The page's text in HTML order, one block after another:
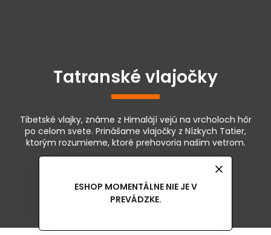
ESHOP MOMENTÁLNE NIE JE V
PREVÁDZKE.
Tatranské vlajočky
Tibetské vlajky, známe z Himalájí vejú na vrcholoch hôr
po celom svete. Prinášame vlajočky z Nízkych Tatier,
ktorým rozumieme, ktoré prehovoria našim vetrom.